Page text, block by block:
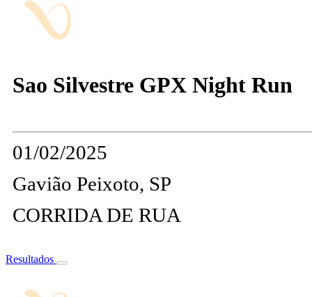
Sao Silvestre GPX Night Run
01/02/2025
Gavião Peixoto, SP
CORRIDA DE RUA
Resultados